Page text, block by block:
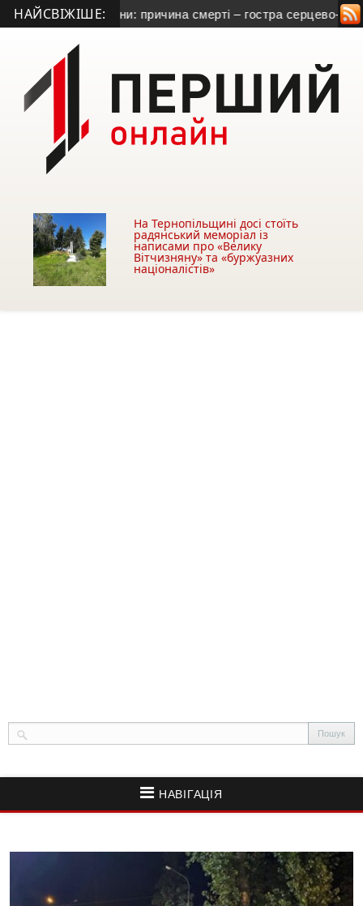
НАЙСВІЖІШЕ:
з Тернопільщини: причина смерті – гостра серцево-
На Тернопільщині досі стоїть
радянський меморіал із
написами про «Велику
Вітчизняну» та «буржуазних
націоналістів»
НАВІГАЦІЯ